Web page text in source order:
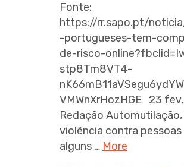
Fonte:
https://rr.sapo.pt/
-portugueses-tem-
de-risco-
stp8Tm8VT4-
VMWnXrHozHGE 23 fev,
Redação
violência contra pessoas
alguns … More